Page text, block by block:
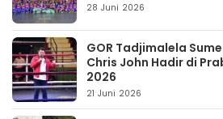
28 Juni 2026
GOR Tadjimalela
Chris John Hadir di
2026
21 Juni 2026